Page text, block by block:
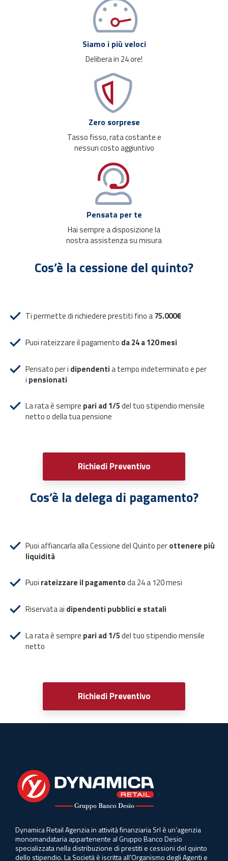
Siamo i più veloci
Delibera in 24 ore!
Zero sorprese
Tasso fisso, rata costante e
nessun costo aggiuntivo
Pensata per te
Hai sempre a disposizione la
nostra assistenza su misura
Cos’è la cessione del quinto?
Ti permette di richiedere prestiti fino a75.000€
Puoi rateizzare il pagamento da 24 a 120 mesi
Pensato per i dipendentia tempo indeterminato e per
i pensionati
La rata è sempre pari ad 1/5del tuo stipendio mensile
netto o della tua pensione
Richiedi Preventivo
Cos’è la delega di pagamento?
Puoi affiancarla alla Cessione del Quinto perottenere più
liquidità
Puoi rateizzare il pagamentoda 24 a 120 mesi
Riservata ai dipendenti pubblici e statali
La rata è sempre pari ad 1/5del tuo stipendio mensile
netto
Richiedi Preventivo
Dynamica Retail Agenzia in attività finanziaria Srl è un’agenzia
monomandataria appartenente al Gruppo Banco Desio
specializzata nella distribuzione di prestiti e cessioni del quinto
dello stipendio. La Società è iscritta all’Organismo degli Agenti e